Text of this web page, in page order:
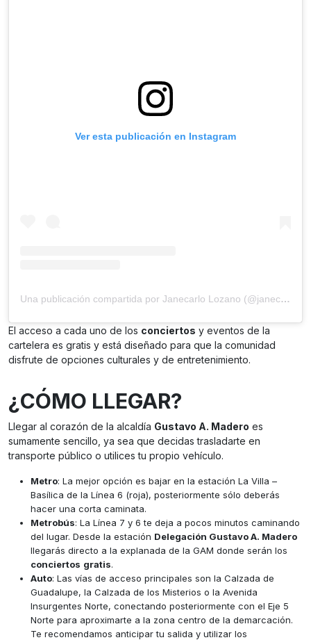
Ver esta publicación en Instagram
Una publicación compartida por Janecarlo Lozano (@janecarlo)
El acceso a cada uno de los conciertos y eventos de la
cartelera es gratis y está diseñado para que la comunidad
disfrute de opciones culturales y de entretenimiento.
¿CÓMO LLEGAR?
Llegar al corazón de la alcaldía Gustavo A. Madero es
sumamente sencillo, ya sea que decidas trasladarte en
transporte público o utilices tu propio vehículo.
Metro: La mejor opción es bajar en la estación La Villa –
Basílica de la Línea 6 (roja), posteriormente sólo deberás
hacer una corta caminata.
Metrobús: La Línea 7 y 6 te deja a pocos minutos caminando
del lugar. Desde la estación Delegación Gustavo A. Madero
llegarás directo a la explanada de la GAM donde serán los
conciertos gratis.
Auto: Las vías de acceso principales son la Calzada de
Guadalupe, la Calzada de los Misterios o la Avenida
Insurgentes Norte, conectando posteriormente con el Eje 5
Norte para aproximarte a la zona centro de la demarcación.
Te recomendamos anticipar tu salida y utilizar los